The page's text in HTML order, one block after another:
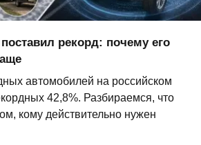
рекорд: почему его
автомобилей на российском
42,8%. Разбираемся, что
кому действительно нужен